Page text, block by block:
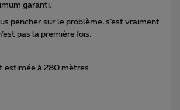
garanti.
pencher sur le problème, s’est vraiment
pas la première fois.
estimée à 280 mètres.